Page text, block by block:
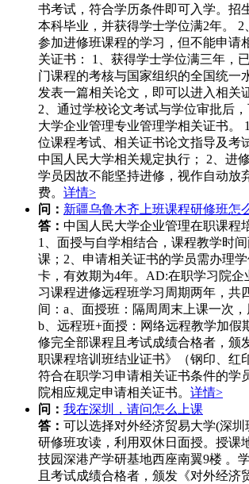
书考试，符合学历条件即可入学。招
本科毕业，并获得学士学位满2年。
参加进修班课程的学习，但不能申请
关证书： 1、获得学士学位满三年，
门课程的考核与国家组织的全国统一
发表一篇相关论文，即可以进入相关
2、通过学校论文考试与学位审批后
大学企业管理专业管理学相关证书。
位课程考试、相关证书论文指导及考
中国人民大学相关规定执行； 2、进
学员因故不能坚持进修，视作自动放
费。 详情>
问： 新疆乌鲁木齐上班课程研修班怎
答： 中国人民大学企业管理在职课程
1、面授与自学相结合，课程教学时
课；2、申请相关证书的学员需办理
卡，有效期为4年。AD:在职学习院企
习课程进修远程班学习周期两年，共
间：a、面授班：隔周周末上课一次，
b、远程班+面授：网络远程教学加假
修完全部课程且考试成绩合格者，颁
职课程培训班结业证书》（钢印、红
符合在职学习申请相关证书条件的学
院相应规定申请相关证书。 详情>
问： 我在深圳，请问怎么上课
答： 可以选择对外经济贸易大学(深圳
研修班攻读，利用双休日面授。授课
技园深港产学研基地西座南翼9楼 。
且考试成绩合格者，颁发《对外经济